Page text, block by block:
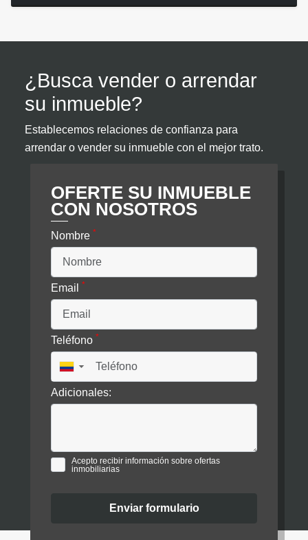
¿Busca vender o arrendar
su inmueble?
Establecemos relaciones de confianza para
arrendar o vender su inmueble con el mejor trato.
OFERTE SU INMUEBLE
CON NOSOTROS
Nombre *
Email *
Teléfono *
▼
Adicionales:
Acepto recibir información sobre ofertas
inmobiliarias
Enviar formulario